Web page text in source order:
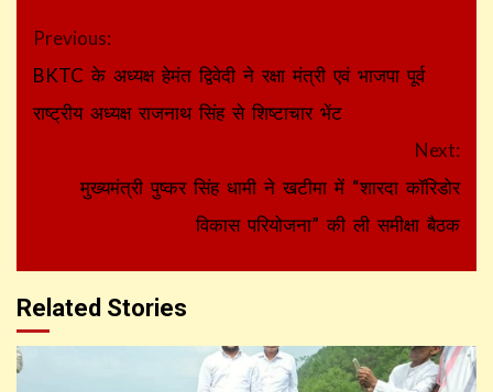
Continue
Reading
Previous:
BKTC के अध्यक्ष हेमंत द्विवेदी ने रक्षा मंत्री एवं भाजपा पूर्व
राष्ट्रीय अध्यक्ष राजनाथ सिंह से शिष्टाचार भेंट
Next:
मुख्यमंत्री पुष्कर सिंह धामी ने खटीमा में “शारदा कॉरिडोर
विकास परियोजना” की ली समीक्षा बैठक
Related Stories